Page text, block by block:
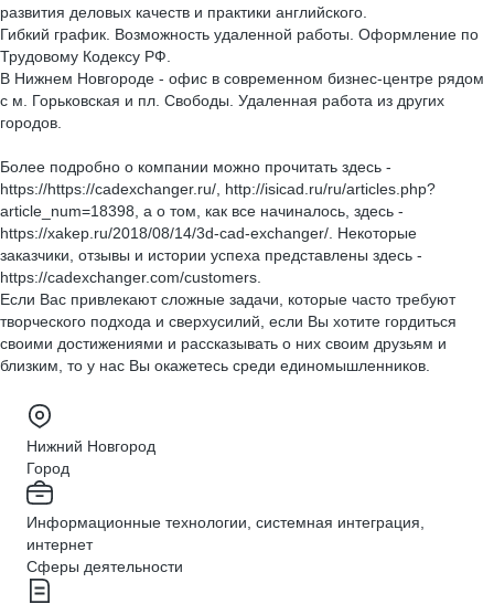
развития деловых качеств и практики английского.
Гибкий график. Возможность удаленной работы. Оформление по
Трудовому Кодексу РФ.
В Нижнем Новгороде - офис в современном бизнес-центре рядом
с м. Горьковская и пл. Свободы. Удаленная работа из других
городов.
Более подробно о компании можно прочитать здесь -
https://https://cadexchanger.ru/, http://isicad.ru/ru/articles.php?
article_num=18398, а о том, как все начиналось, здесь -
https://xakep.ru/2018/08/14/3d-cad-exchanger/. Некоторые
заказчики, отзывы и истории успеха представлены здесь -
https://cadexchanger.com/customers.
Если Вас привлекают сложные задачи, которые часто требуют
творческого подхода и сверхусилий, если Вы хотите гордиться
своими достижениями и рассказывать о них своим друзьям и
близким, то у нас Вы окажетесь среди единомышленников.
Нижний Новгород
Город
Информационные технологии, системная интеграция,
интернет
Сферы деятельности